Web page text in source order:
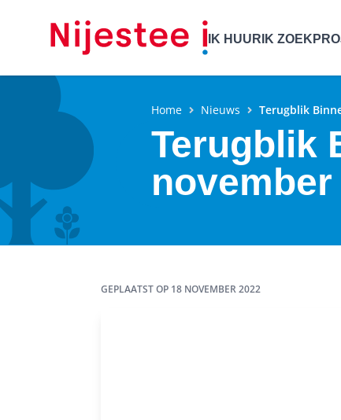
IK HUUR IK ZOEK
Home Nieuws Terugblik
Terugblik
november
GEPLAATST OP 18 NOVEMBER 2022